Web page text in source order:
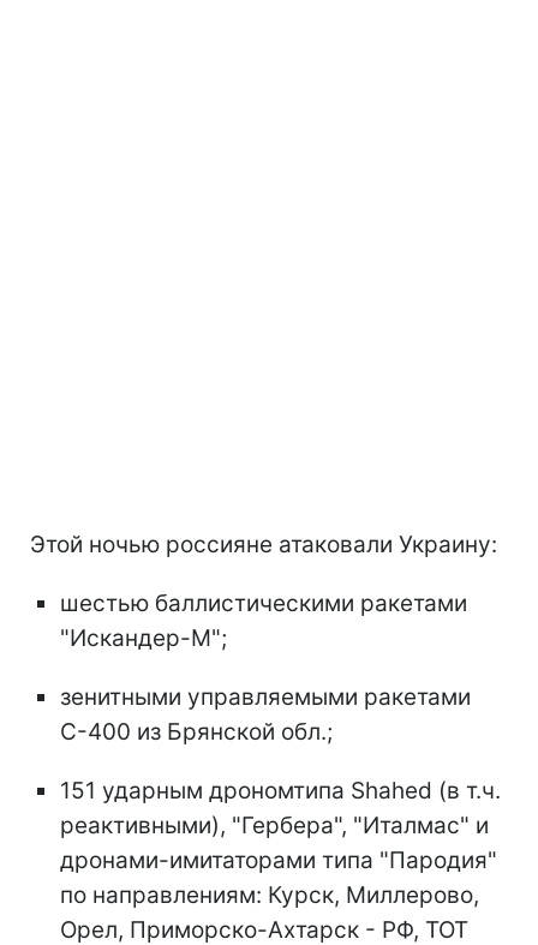
Этой ночью россияне атаковали Украину:
шестью баллистическими ракетами
"Искандер-М";
зенитными управляемыми ракетами
С-400 из Брянской обл.;
151 ударным дрономтипа Shahed (в т.ч.
реактивными), "Гербера", "Италмас" и
дронами-имитаторами типа "Пародия"
по направлениям: Курск, Миллерово,
Орел, Приморско-Ахтарск - РФ, ТОТ